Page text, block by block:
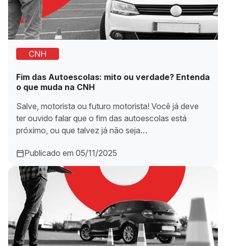
CNH
Fim das Autoescolas: mito ou verdade? Entenda
o que muda na CNH
Salve, motorista ou futuro motorista! Você já deve
ter ouvido falar que o fim das autoescolas está
próximo, ou que talvez já não seja…
Publicado em 05/11/2025